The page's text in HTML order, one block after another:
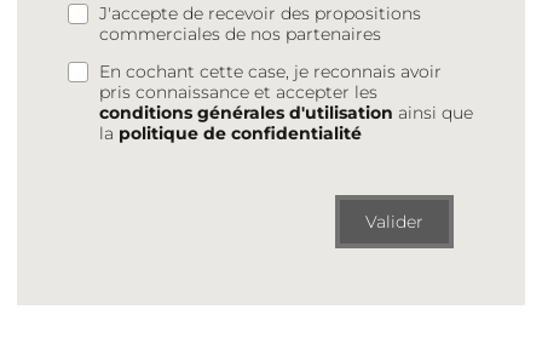
J'accepte de recevoir des propositions
commerciales de nos partenaires
En cochant cette case, je reconnais avoir
pris connaissance et accepter les
conditions générales d'utilisation ainsi que
la politique de confidentialité
Valider